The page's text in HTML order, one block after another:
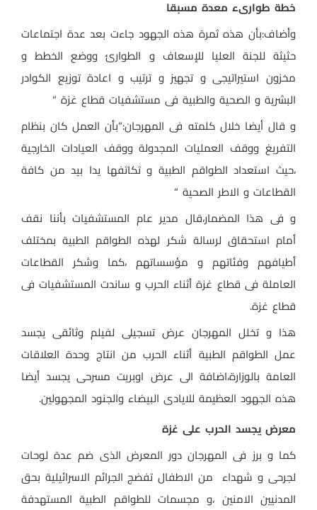
خطة طوارىء معدة مسبقا
وأضاف:بأن هذه ثمرة هذه الجهود جاءت بعد عدة اجتماعات
حثيثة للجنة العليا للإسعاف و الطوارئ ووضع الخطط و
مخزون استيراتيجى و تجهيز و ترتيب و اعادة توزيع الكوادر
البشرية و الصحية والطبية فى مستشفيات قطاع غزة “
و قال أيضا خلال كلمته فى المهرجان:”بأن العمل كان بنظام
التفريغ ووقف العمليات المجدولة ووقف العيادات الخارجية
،حيث استعداد الطواقم الطبية و تكاتفها يدا بيد من كافة
القطاعات و الاطر الصحية “
و فى هذا المضمار،قال مدير عام المستشفيات بأننا نقف
أمام استحقاق لرسالة شكر لهذه الطواقم الطبية بمختلف
أطيافهم وفئاتهم و مؤسساتهم ،كما وشكر القطاعات
العاملة فى قطاع غزة أثناء الحرب و ساندت المستشفيات فى
قطاع غزة.
هذا و تخلل المهرجان عرض تسجيلى لفيلم وثائقى يجسد
عمل الطواقم الطبية أثناء الحرب من انتاج وحدة العلاقات
العامة بالوزارة،اضافة الى عرض اوبريت مسرحى يجسد أيضا
هذه الجهود العظيمة للايادى البيضاء والجنود المجهولين.
معرض يجسد الحرب على غزة
كما و برز فى المهرجان دور المعرض الذى ضم عدة لوحات
لجرحى و شهداء من الاطفال تفضج الجرائم الاسرائيلية بحق
المدنيين الامنين ،و مجسمات للطواقم الطبية المستهدفة